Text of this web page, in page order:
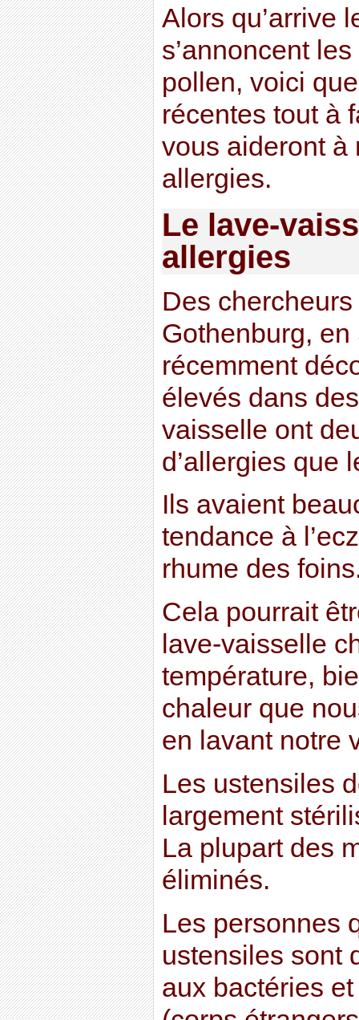
Alors qu’arrive
s’annoncent
pollen, voici
récentes tout à
vous aideront à
allergies.
Le lave-
allergies
Des
Gothenburg,
récemment
élevés dans
vaisselle ont
d’allergies que
Ils avaient
tendance à
rhume des
Cela pourrait
lave-vaisselle
température,
chaleur que
en lavant notre
Les ustensiles
largement
La plupart des
éliminés.
Les personnes
ustensiles sont
aux bactéries